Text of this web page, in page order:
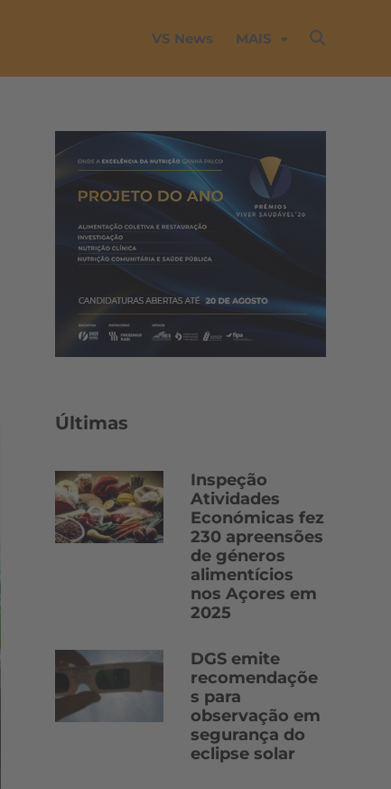
VS News MAIS
Últimas
Inspeção
Atividades
Económicas fez
230 apreensões
de géneros
alimentícios
nos Açores em
2025
DGS emite
recomendaçõe
s para
observação em
segurança do
eclipse solar